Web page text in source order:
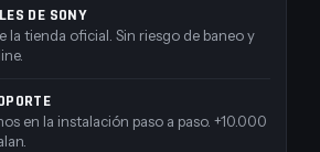
DE SONY
la tienda oficial. Sin riesgo de baneo y
en la instalación paso a paso. +10.000